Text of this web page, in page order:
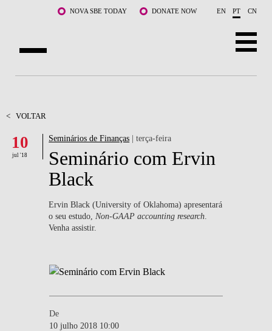
Saltar para o conteúdo principalNOVA SBE TODAY DONATE NOW EN PT CN
DOCENTES E INVESTIGAÇÃO
COMUNIDADE
WHAT'S HAPPENING
< VOLTAR
10
jul '18
Seminários de Finanças | terça-feira
Seminário com Ervin
Black
Ervin Black (University of Oklahoma) apresentará
o seu estudo, Non-GAAP accounting research
Venha assistir.
De
10 julho 2018 10:00